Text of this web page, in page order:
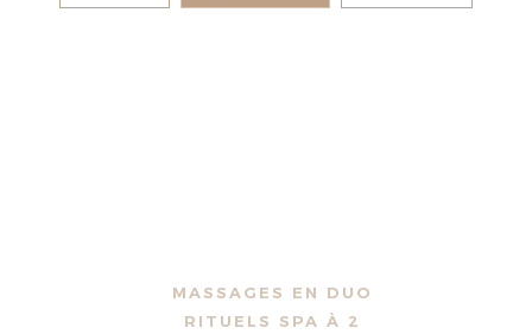
MASSAGES EN DUO
RITUELS SPA À 2